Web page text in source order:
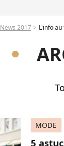
News 2017 L'info
MODE
5